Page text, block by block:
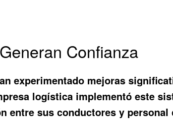
Confianza
experimentado mejoras
logística implementó este
entre sus conductores y personal